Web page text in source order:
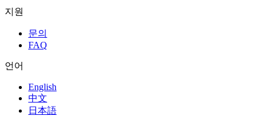
지원
문의
FAQ
언어
English
中文
日本語